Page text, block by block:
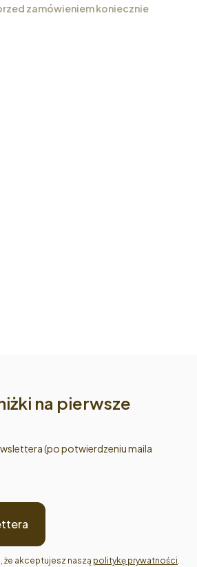
zamówieniem koniecznie
na pierwsze
(po potwierdzeniu maila
akceptujesz naszą politykę prywatności